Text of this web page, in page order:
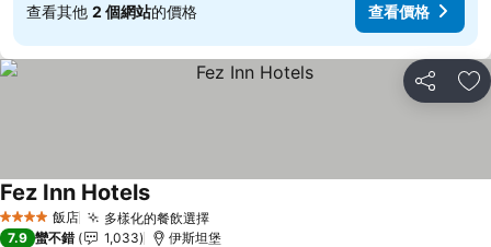
查看其他 2 個網站的價格 查看價格
分享 加
4 星級 飯店 多樣化的餐飲選擇
Fez Inn Hotels
7.9 蠻不錯 1,033 伊斯坦堡